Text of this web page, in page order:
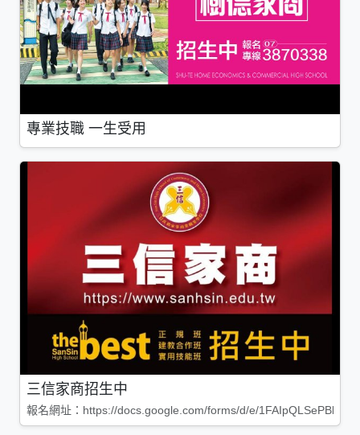
專業技職 一生受用
三信家商招生中
報名網址：https://docs.google.com/forms/d/e/